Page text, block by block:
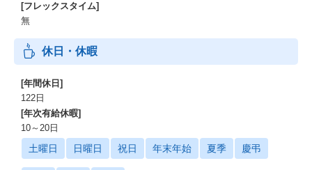
[フレックスタイム]
無
休日・休暇
[年間休日]
122日
[年次有給休暇]
10～20日
土曜日 日曜日 祝日 年末年始 夏季 慶弔